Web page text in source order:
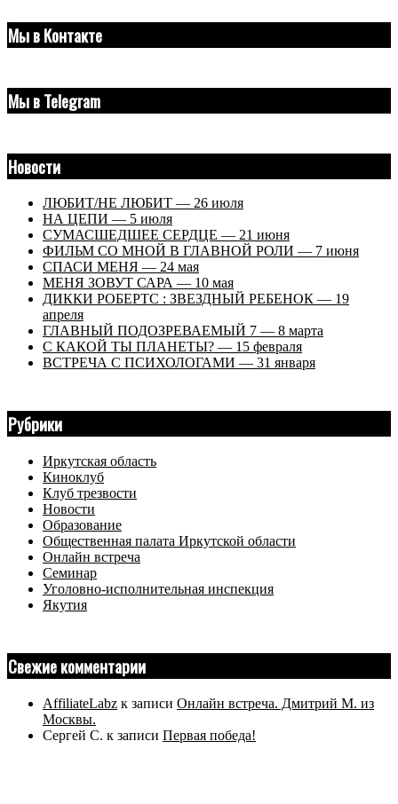
Мы в Контакте
Мы в Telegram
Новости
ЛЮБИТ/НЕ ЛЮБИТ — 26 июля
НА ЦЕПИ — 5 июля
СУМАСШЕДШЕЕ СЕРДЦЕ — 21 июня
ФИЛЬМ СО МНОЙ В ГЛАВНОЙ РОЛИ — 7 июня
СПАСИ МЕНЯ — 24 мая
МЕНЯ ЗОВУТ САРА — 10 мая
ДИККИ РОБЕРТС : ЗВЕЗДНЫЙ РЕБЕНОК — 19
апреля
ГЛАВНЫЙ ПОДОЗРЕВАЕМЫЙ 7 — 8 марта
С КАКОЙ ТЫ ПЛАНЕТЫ? — 15 февраля
ВСТРЕЧА С ПСИХОЛОГАМИ — 31 января
Рубрики
Иркутская область
Киноклуб
Клуб трезвости
Новости
Образование
Общественная палата Иркутской области
Онлайн встреча
Семинар
Уголовно-исполнительная инспекция
Якутия
Свежие комментарии
AffiliateLabz к записи Онлайн встреча. Дмитрий М. из
Москвы.
Сергей С. к записи Первая победа!